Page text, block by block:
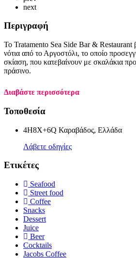
next
Περιγραφή
Το Tratamento Sea Side Bar & Restaurant
νότια από το Αργοστόλι, το οποίο
σκίαση, που κατεβαίνουν με σκαλάκια
πράσινο.
Διαβάστε περισσότερα
Τοποθεσία
4H8X+6Q Καραβάδος, Ελλάδα
Λάβετε οδηγίες
Ετικέτες
Seafood
Street food
Coffee
Snacks
Dessert
Juice
Beer
Cocktails
Jacobs Coffee